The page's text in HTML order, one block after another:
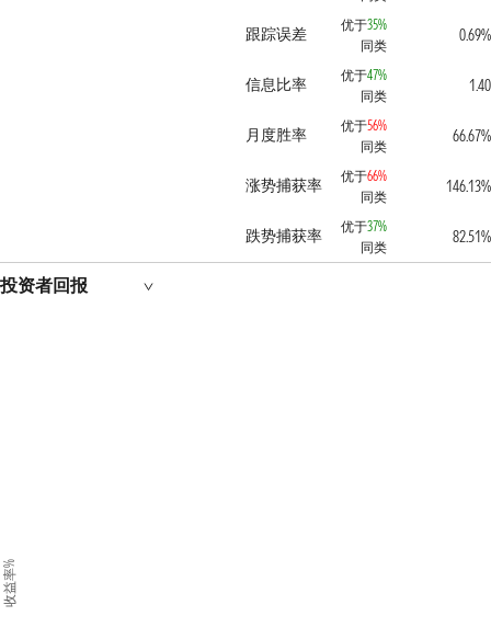
跟踪误差 优于35%
同类
0.69%
信息比率 优于47%
同类
1.40
月度胜率 优于56%
同类
66.67%
涨势捕获率 优于66%
同类
146.13%
跌势捕获率 优于37%
同类
82.51%
投资者回报
收益率%